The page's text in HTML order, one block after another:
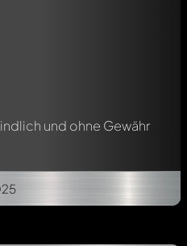
und ohne Gewähr